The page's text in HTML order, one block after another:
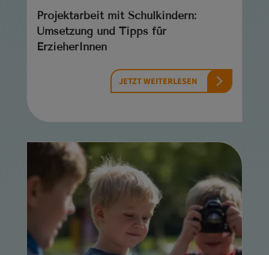
Projektarbeit mit Schulkindern:
Umsetzung und Tipps für
ErzieherInnen
JETZT WEITERLESEN